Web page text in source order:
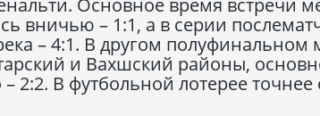
вничью – 1:1, а в серии
– 4:1. В другом
и Вахшский районы,
2:2. В футбольной лотерее точнее